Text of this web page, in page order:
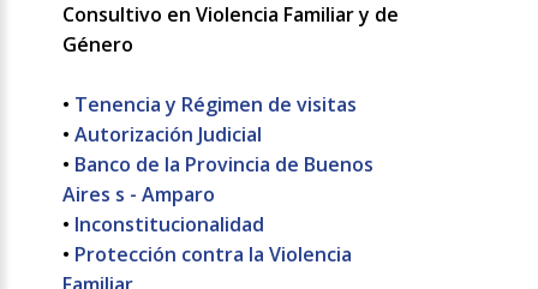
Consultivo en Violencia Familiar y de
Género
• Tenencia y Régimen de visitas
•Autorización Judicial
• Banco de la Provincia de Buenos
Aires s - Amparo
• Inconstitucionalidad
• Protección contra la Violencia